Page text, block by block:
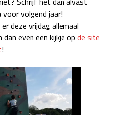
voor volgend jaar!
deze vrijdag allemaal
even een kijkje op de site
!